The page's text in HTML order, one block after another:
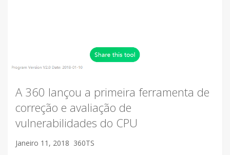
A 360 lançou a primeira ferramenta de
correção e avaliação de
vulnerabilidades do CPU
Janeiro 11, 2018 360TS